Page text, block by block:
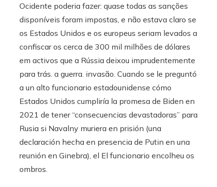
Ocidente poderia fazer: quase todas as sanções
disponíveis foram impostas, e não estava claro se
os Estados Unidos e os europeus seriam levados a
confiscar os cerca de 300 mil milhões de dólares
em activos que a Rússia deixou imprudentemente
para trás. a guerra. invasão. Cuando se le preguntó
a un alto funcionario estadounidense cómo
Estados Unidos cumpliría la promesa de Biden en
2021 de tener “consecuencias devastadoras” para
Rusia si Navalny muriera en prisión (una
declaración hecha en presencia de Putin en una
reunión en Ginebra), el El funcionario encolheu os
ombros.